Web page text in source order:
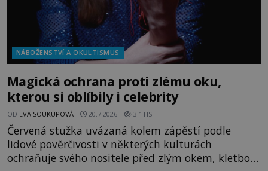
NÁBOŽENSTVÍ A OKULTISMUS
Magická ochrana proti zlému oku,
kterou si oblíbily i celebrity
OD EVA SOUKUPOVÁ 20.7.2026 3.1TIS
Červená stužka uvázaná kolem zápěstí podle
lidové pověrčivosti v některých kulturách
ochraňuje svého nositele před zlým okem, kletbou,